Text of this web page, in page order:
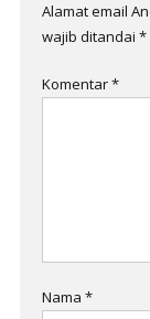
Alamat email
wajib ditandai *
Komentar*
Nama *